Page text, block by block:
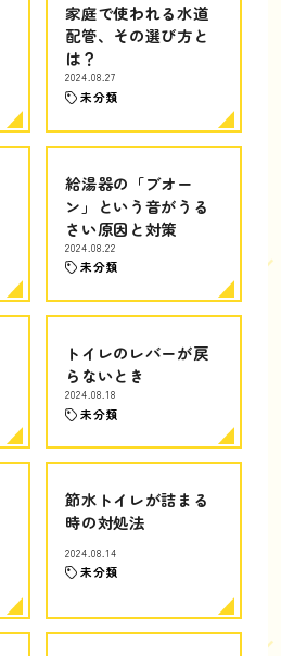
家庭で使われる水道
配管、その選び方と
は？
2024.08.27
未分類
給湯器の「ブオー
ン」という音がうる
さい原因と対策
2024.08.22
未分類
トイレのレバーが戻
らないとき
2024.08.18
未分類
節水トイレが詰まる
時の対処法
2024.08.14
未分類